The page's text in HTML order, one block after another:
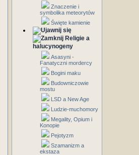
Znaczenie i
symbolika meteorytów
Święte kamienie
Religie a
halucynogeny
Asasyni -
Fanatyczni mordercy
Bogini maku
Budowniczowie
mostu
LSD a New Age
Ludzie-muchomory
Megality, Opium i
Konopie
Pejotyzm
Szamanizm a
ekstaza